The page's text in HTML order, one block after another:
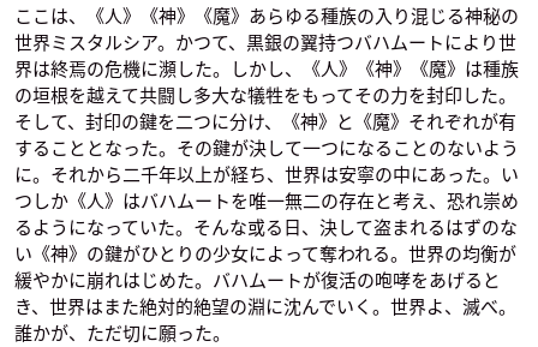
ここは、《人》《神》《魔》あらゆる種族の入り混じる神秘の
世界ミスタルシア。かつて、黒銀の翼持つバハムートにより世
界は終焉の危機に瀕した。しかし、《人》《神》《魔》は種族
の垣根を越えて共闘し多大な犠牲をもってその力を封印した。
そして、封印の鍵を二つに分け、《神》と《魔》それぞれが有
することとなった。その鍵が決して一つになることのないよう
に。それから二千年以上が経ち、世界は安寧の中にあった。い
つしか《人》はバハムートを唯一無二の存在と考え、恐れ崇め
るようになっていた。そんな或る日、決して盗まれるはずのな
い《神》の鍵がひとりの少女によって奪われる。世界の均衡が
緩やかに崩れはじめた。バハムートが復活の咆哮をあげると
き、世界はまた絶対的絶望の淵に沈んでいく。世界よ、滅べ。
誰かが、ただ切に願った。